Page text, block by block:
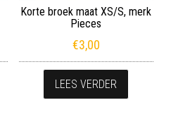
Korte broek maat XS/S, merk
Pieces
€3,00
LEES VERDER